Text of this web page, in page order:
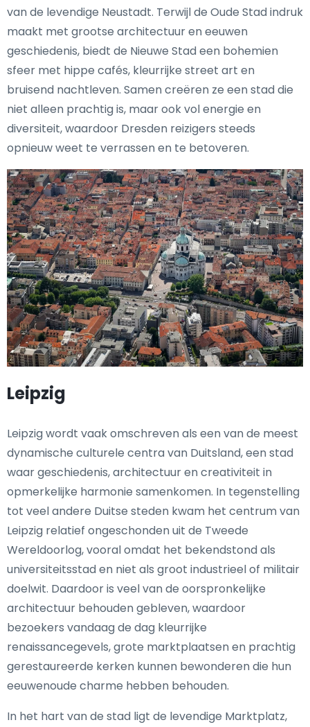
van de levendige Neustadt. Terwijl de Oude Stad indruk
maakt met grootse architectuur en eeuwen
geschiedenis, biedt de Nieuwe Stad een bohemien
sfeer met hippe cafés, kleurrijke street art en
bruisend nachtleven. Samen creëren ze een stad die
niet alleen prachtig is, maar ook vol energie en
diversiteit, waardoor Dresden reizigers steeds
opnieuw weet te verrassen en te betoveren.
Leipzig
Leipzig wordt vaak omschreven als een van de meest
dynamische culturele centra van Duitsland, een stad
waar geschiedenis, architectuur en creativiteit in
opmerkelijke harmonie samenkomen. In tegenstelling
tot veel andere Duitse steden kwam het centrum van
Leipzig relatief ongeschonden uit de Tweede
Wereldoorlog, vooral omdat het bekendstond als
universiteitsstad en niet als groot industrieel of militair
doelwit. Daardoor is veel van de oorspronkelijke
architectuur behouden gebleven, waardoor
bezoekers vandaag de dag kleurrijke
renaissancegevels, grote marktplaatsen en prachtig
gerestaureerde kerken kunnen bewonderen die hun
eeuwenoude charme hebben behouden.
In het hart van de stad ligt de levendige Marktplatz,